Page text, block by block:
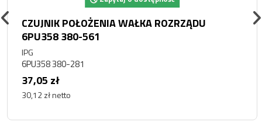
CZUJNIK POŁOŻENIA WAŁKA ROZRZĄDU
6PU358 380-561
IPG
6PU358 380-281
37,05 zł
30,12 zł netto